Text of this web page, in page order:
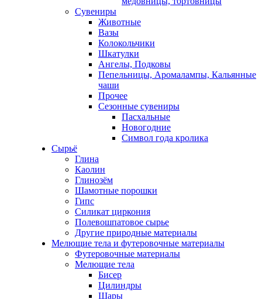
Сувениры
Животные
Вазы
Колокольчики
Шкатулки
Ангелы, Подковы
Пепельницы, Аромалампы, Кальянные
чаши
Прочее
Сезонные сувениры
Пасхальные
Новогодние
Символ года кролика
Сырьё
Глина
Каолин
Глинозём
Шамотные порошки
Гипс
Силикат циркония
Полевошпатовое сырье
Другие природные материалы
Мелющие тела и футеровочные материалы
Футеровочные материалы
Мелющие тела
Бисер
Цилиндры
Шары